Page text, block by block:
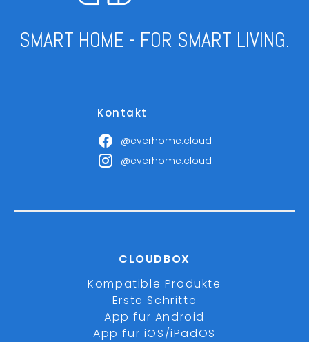
SMART HOME - FOR SMART LIVING.
Kontakt
@everhome.cloud
@everhome.cloud
CLOUDBOX
Kompatible Produkte
Erste Schritte
App für Android
App für iOS/iPadOS